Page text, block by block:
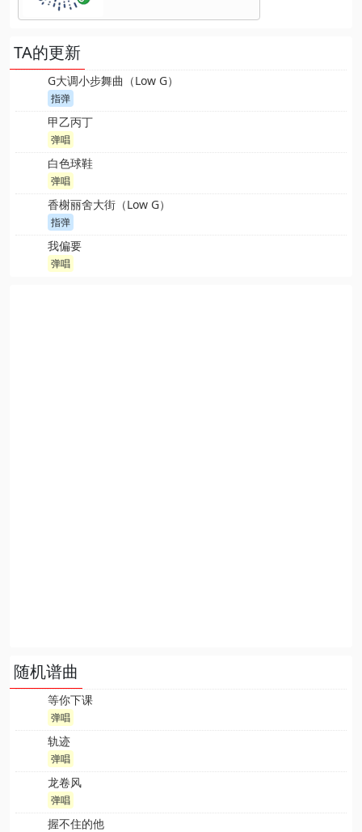
TA的更新
G大调小步舞曲（Low G）
指弹
甲乙丙丁
弹唱
白色球鞋
弹唱
香榭丽舍大街（Low G）
指弹
我偏要
弹唱
随机谱曲
等你下课
弹唱
轨迹
弹唱
龙卷风
弹唱
握不住的他